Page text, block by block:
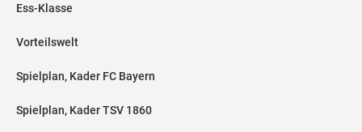
Ess-Klasse
Vorteilswelt
Spielplan, Kader FC Bayern
Spielplan, Kader TSV 1860